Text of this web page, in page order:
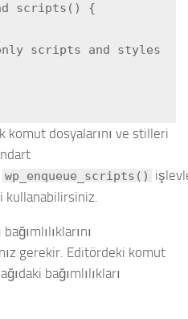
scripts() {
scripts and styles
komut dosyalarını ve stilleri
wp_enqueue_scripts()
kullanabilirsiniz.
gerekir. Editördeki komut
bağımlılıkları